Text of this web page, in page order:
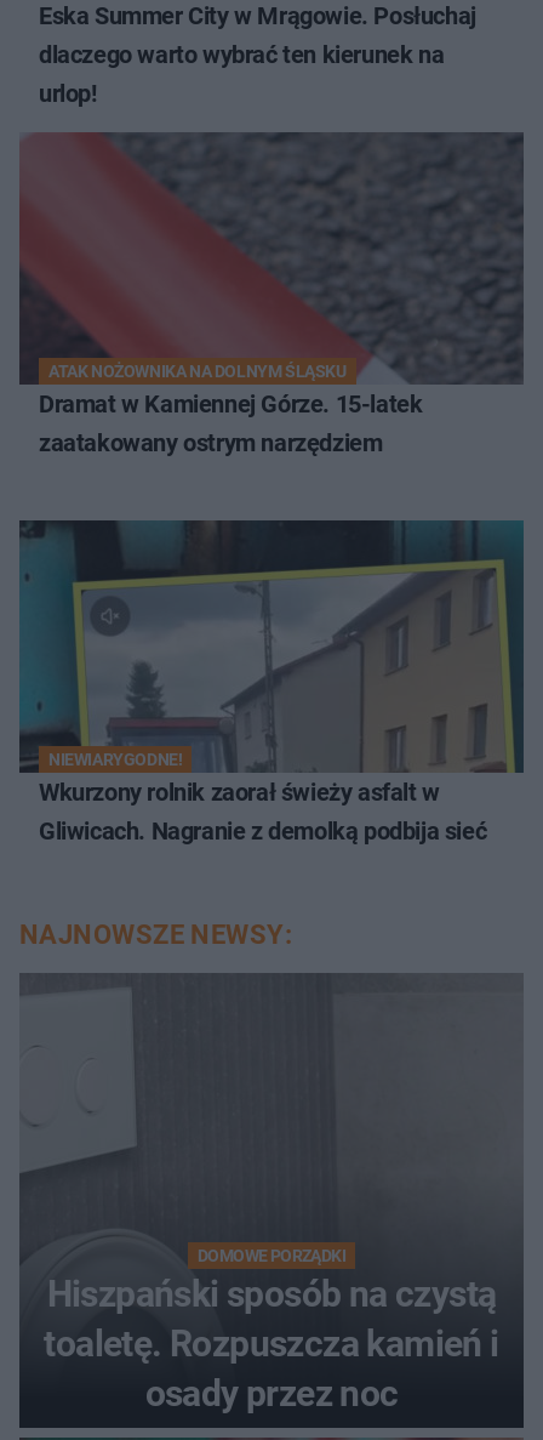
Eska Summer City w Mrągowie. Posłuchaj
dlaczego warto wybrać ten kierunek na
urlop!
ATAK NOŻOWNIKA NA DOLNYM ŚLĄSKU
Dramat w Kamiennej Górze. 15-latek
zaatakowany ostrym narzędziem
NIEWIARYGODNE!
Wkurzony rolnik zaorał świeży asfalt w
Gliwicach. Nagranie z demolką podbija sieć
NAJNOWSZE NEWSY:
DOMOWE PORZĄDKI
Hiszpański sposób na czystą
toaletę. Rozpuszcza kamień i
osady przez noc